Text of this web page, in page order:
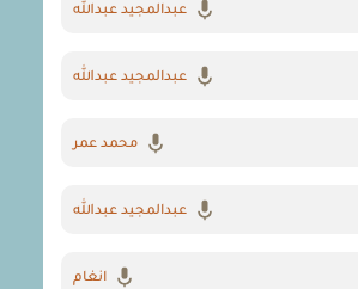
عبدالمجيد عبدالله
عبدالمجيد عبدالله
محمد عمر
عبدالمجيد عبدالله
انغام